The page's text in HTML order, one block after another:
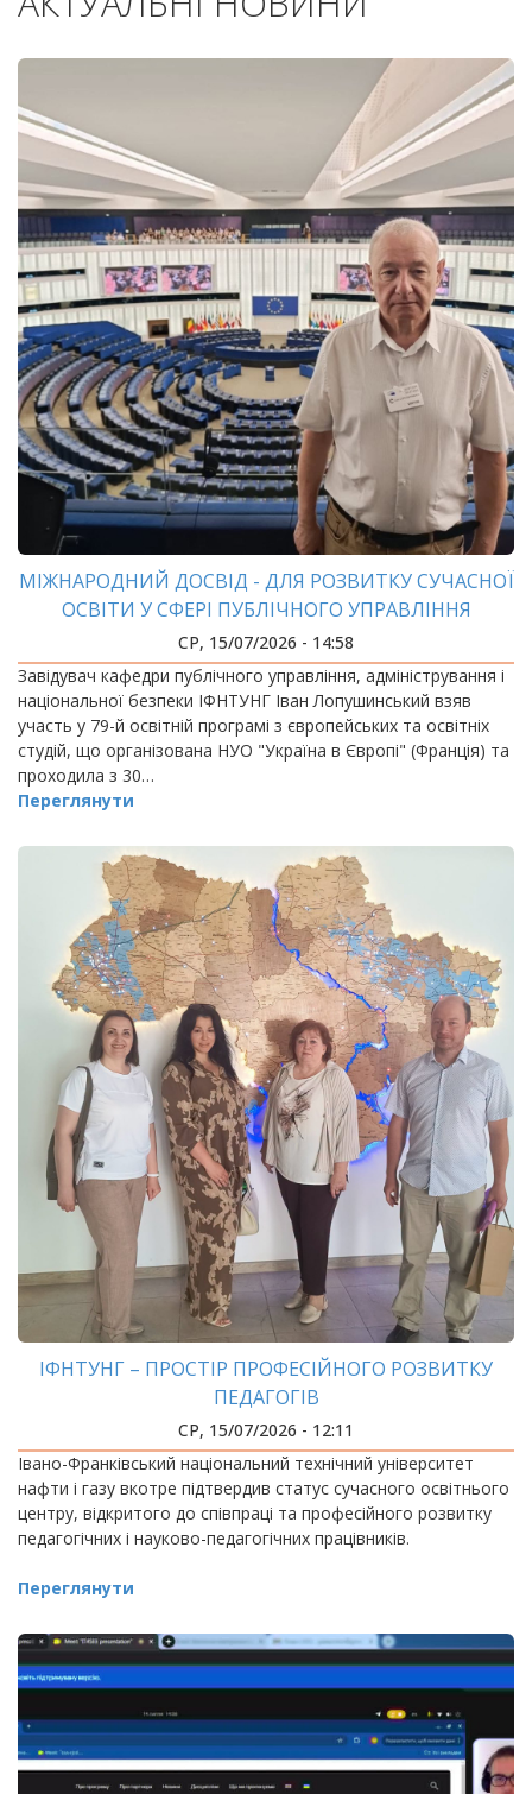
МІЖНАРОДНИЙ ДОСВІД - ДЛЯ РОЗВИТКУ СУЧАСНОЇ
ОСВІТИ У СФЕРІ ПУБЛІЧНОГО УПРАВЛІННЯ
СР, 15/07/2026 - 14:58
Завідувач кафедри публічного управління, адміністрування і
національної безпеки ІФНТУНГ Іван Лопушинський взяв
участь у 79-й освітній програмі з європейських та освітніх
студій, що організована НУО "Україна в Європі" (Франція) та
проходила з 30…
Переглянути
ІФНТУНГ – ПРОСТІР ПРОФЕСІЙНОГО РОЗВИТКУ
ПЕДАГОГІВ
СР, 15/07/2026 - 12:11
Івано-Франківський національний технічний університет
нафти і газу вкотре підтвердив статус сучасного освітнього
центру, відкритого до співпраці та професійного розвитку
педагогічних і науково-педагогічних працівників.
Переглянути